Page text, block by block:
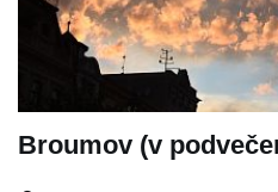
Broumov (v